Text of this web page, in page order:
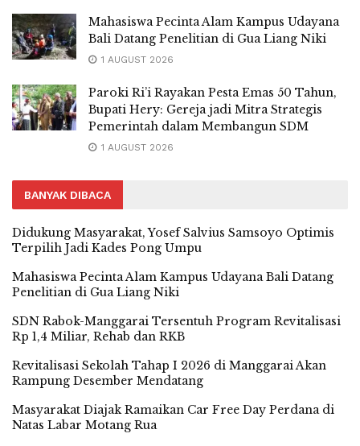
Mahasiswa Pecinta Alam Kampus Udayana
Bali Datang Penelitian di Gua Liang Niki
1 AUGUST 2026
Paroki Ri’i Rayakan Pesta Emas 50 Tahun,
Bupati Hery: Gereja jadi Mitra Strategis
Pemerintah dalam Membangun SDM
1 AUGUST 2026
BANYAK DIBACA
Didukung Masyarakat, Yosef Salvius Samsoyo Optimis
Terpilih Jadi Kades Pong Umpu
Mahasiswa Pecinta Alam Kampus Udayana Bali Datang
Penelitian di Gua Liang Niki
SDN Rabok-Manggarai Tersentuh Program Revitalisasi
Rp 1,4 Miliar, Rehab dan RKB
Revitalisasi Sekolah Tahap I 2026 di Manggarai Akan
Rampung Desember Mendatang
Masyarakat Diajak Ramaikan Car Free Day Perdana di
Natas Labar Motang Rua